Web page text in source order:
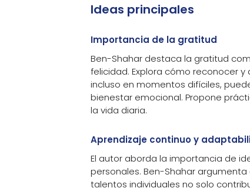
Ideas principales
Importancia de la gratitud
Ben-Shahar destaca la gratitud
felicidad. Explora cómo reconocer
incluso en momentos difíciles,
bienestar emocional. Propone
la vida diaria.
Aprendizaje continuo y
El autor aborda la importancia de
personales. Ben-Shahar
talentos individuales no solo